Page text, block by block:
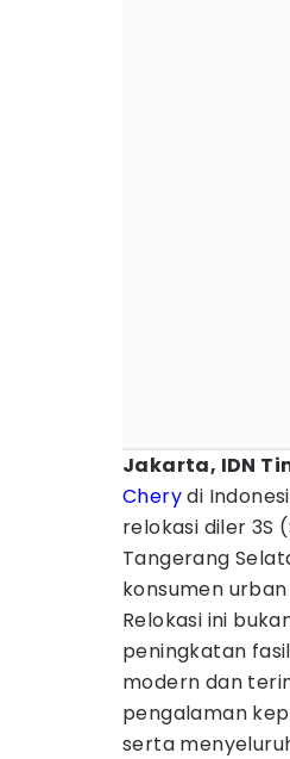
Jakarta, IDN
Cherydi
relokasi diler 3S
Tangerang
konsumen
Relokasi ini
peningkatan
modern dan
pengalaman
serta